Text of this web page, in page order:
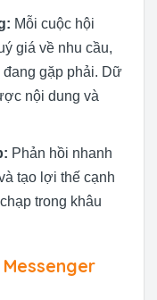
Mỗi cuộc hội
giá về nhu cầu,
đang gặp phải. Dữ
nội dung và
Phản hồi nhanh
tạo lợi thế cạnh
trong khâu
Messenger